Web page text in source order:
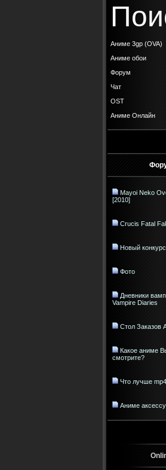
Аниме 3gp (OVA)
Аниме обои
Форум
Чат
OST
Аниме Онлайн
Mayoi Neko
[2010]
Crucis Fatal
Новый конкурс
Фото
Дневники
Vampire Diaries
Стол Заказов
Какое аниме
смотрите?
Что лучше
Аниме